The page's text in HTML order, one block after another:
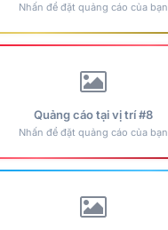
Nhấn để đặt quảng cáo của bạn
Quảng cáo tại vị trí #8
Nhấn để đặt quảng cáo của bạn